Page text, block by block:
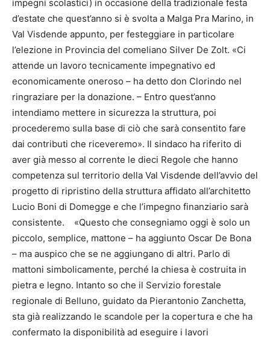
impegni scolastici) in occasione della tradizionale festa
d’estate che quest’anno si è svolta a Malga Pra Marino, in
Val Visdende appunto, per festeggiare in particolare
l’elezione in Provincia del comeliano Silver De Zolt. «Ci
attende un lavoro tecnicamente impegnativo ed
economicamente oneroso – ha detto don Clorindo nel
ringraziare per la donazione. – Entro quest’anno
intendiamo mettere in sicurezza la struttura, poi
procederemo sulla base di ciò che sarà consentito fare
dai contributi che riceveremo». Il sindaco ha riferito di
aver già messo al corrente le dieci Regole che hanno
competenza sul territorio della Val Visdende dell’avvio del
progetto di ripristino della struttura affidato all’architetto
Lucio Boni di Domegge e che l’impegno finanziario sarà
consistente. «Questo che consegniamo oggi è solo un
piccolo, semplice, mattone – ha aggiunto Oscar De Bona
– ma auspico che se ne aggiungano di altri. Parlo di
mattoni simbolicamente, perché la chiesa è costruita in
pietra e legno. Intanto so che il Servizio forestale
regionale di Belluno, guidato da Pierantonio Zanchetta,
sta già realizzando le scandole per la copertura e che ha
confermato la disponibilità ad eseguire i lavori